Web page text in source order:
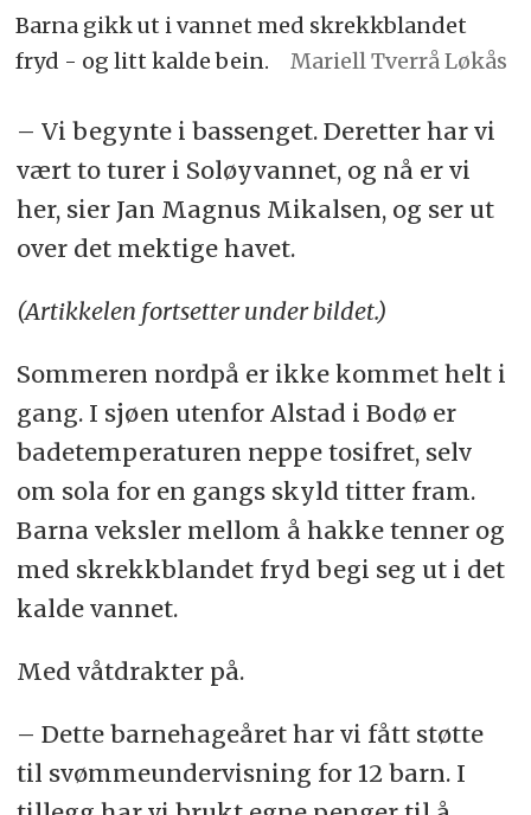
Barna gikk ut i vannet med skrekkblandet
fryd - og litt kalde bein.
Mariell Tverrå Løkås
– Vi begynte i bassenget. Deretter har vi
vært to turer i Soløyvannet, og nå er vi
her, sier Jan Magnus Mikalsen, og ser ut
over det mektige havet.
(Artikkelen fortsetter under bildet.)
Sommeren nordpå er ikke kommet helt i
gang. I sjøen utenfor Alstad i Bodø er
badetemperaturen neppe tosifret, selv
om sola for en gangs skyld titter fram.
Barna veksler mellom å hakke tenner og
med skrekkblandet fryd begi seg ut i det
kalde vannet.
Med våtdrakter på.
– Dette barnehageåret har vi fått støtte
til svømmeundervisning for 12 barn. I